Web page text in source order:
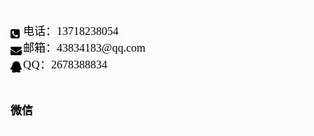
电话：13718238054
邮箱：43834183@qq.com
QQ：2678388834
微信